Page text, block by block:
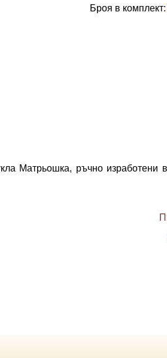
Броя в комплект:
Матрьошка, ръчно